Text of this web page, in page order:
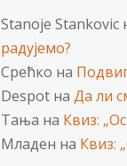
Stanoje Stankovic
радујемо?
Срећко на
Despotна Да ли
Тања на Квиз:
Младен на Квиз: